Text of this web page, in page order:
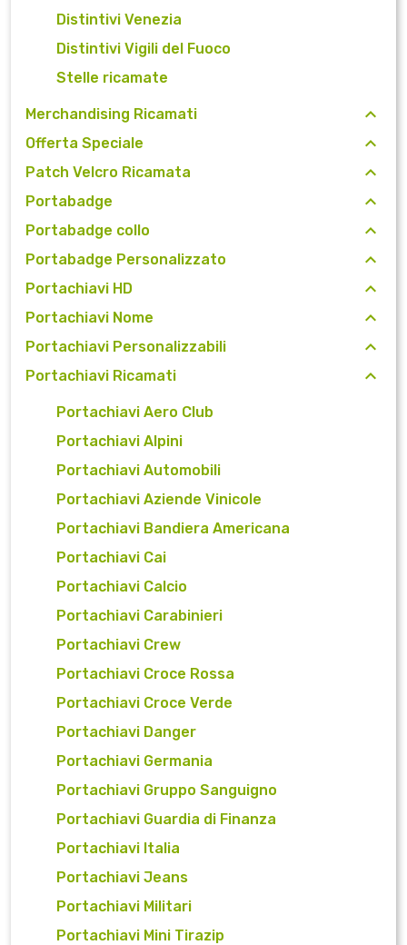
Distintivi Venezia
Distintivi Vigili del Fuoco
Stelle ricamate
Merchandising Ricamati
Offerta Speciale
Patch Velcro Ricamata
Portabadge
Portabadge collo
Portabadge Personalizzato
Portachiavi HD
Portachiavi Nome
Portachiavi Personalizzabili
Portachiavi Ricamati
Portachiavi Aero Club
Portachiavi Alpini
Portachiavi Automobili
Portachiavi Aziende Vinicole
Portachiavi Bandiera Americana
Portachiavi Cai
Portachiavi Calcio
Portachiavi Carabinieri
Portachiavi Crew
Portachiavi Croce Rossa
Portachiavi Croce Verde
Portachiavi Danger
Portachiavi Germania
Portachiavi Gruppo Sanguigno
Portachiavi Guardia di Finanza
Portachiavi Italia
Portachiavi Jeans
Portachiavi Militari
Portachiavi Mini Tirazip